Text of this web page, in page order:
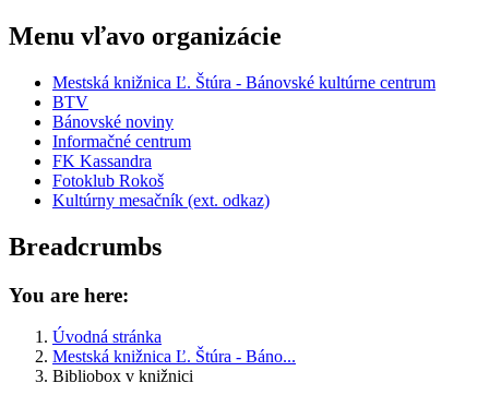
Menu vľavo organizácie
Mestská knižnica Ľ. Štúra - Bánovské kultúrne centrum
BTV
Bánovské noviny
Informačné centrum
FK Kassandra
Fotoklub Rokoš
Kultúrny mesačník (ext. odkaz)
Breadcrumbs
You are here:
Úvodná stránka
Mestská knižnica Ľ. Štúra - Báno...
Bibliobox v knižnici